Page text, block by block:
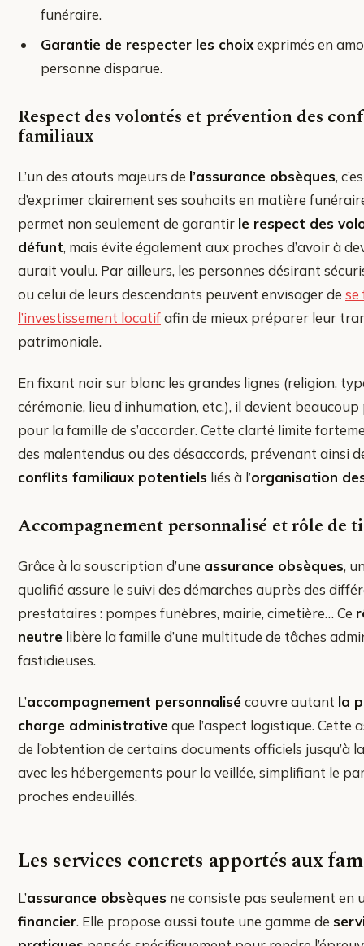
funéraire.
Garantie de respecter les choixexprimés en
personne disparue.
Respect des volontés et prévention des
familiaux
L’un des atouts majeurs de l’assurance obsèques,
d’exprimer clairement ses souhaits en matière
permet non seulement de garantir le respect des
défunt, mais évite également aux proches d’avoir à
aurait voulu. Par ailleurs, les personnes désirant
ou celui de leurs descendants peuvent envisager de se
l’investissement locatifafin de mieux préparer leur
patrimoniale.
En fixant noir sur blanc les grandes lignes (religion,
cérémonie, lieu d’inhumation, etc.), il devient
pour la famille de s’accorder. Cette clarté limite
des malentendus ou des désaccords, prévenant ainsi
conflits familiaux potentiels liés à l’organisation
Accompagnement personnalisé et rôle de
Grâce à la souscription d’une assurance obsèques,
qualifié assure le suivi des démarches auprès des
prestataires : pompes funèbres, mairie, cimetière… Ce
neutre libère la famille d’une multitude de tâches
fastidieuses.
L’accompagnement personnalisécouvre autant la
charge administrativeque l’aspect logistique. Cette
de l’obtention de certains documents officiels jusqu’à
avec les hébergements pour la veillée, simplifiant le
proches endeuillés.
Les services concrets apportés aux
L’assurance obsèques ne consiste pas seulement en
financier. Elle propose aussi toute une gamme de